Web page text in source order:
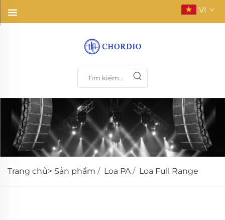
VI
Trang chủ> Sản phẩm / Loa PA/ Loa Full Range